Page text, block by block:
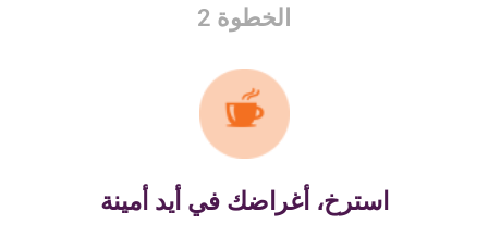
الخطوة 2
استرخ، أغراضك في أيد أمينة